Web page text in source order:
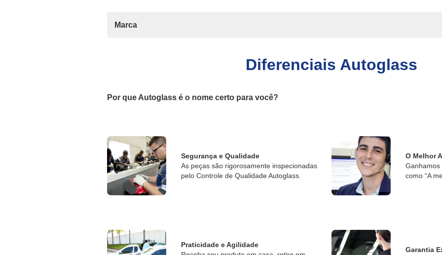
Marca
Diferenciais Autoglass
Por que Autoglass é o nome certo para você?
Segurança e Qualidade
As peças são rigorosamente inspecionadas
pelo Controle de Qualidade Autoglass.
O Melhor
Ganhamos
como “A
Praticidade e Agilidade
Garantia